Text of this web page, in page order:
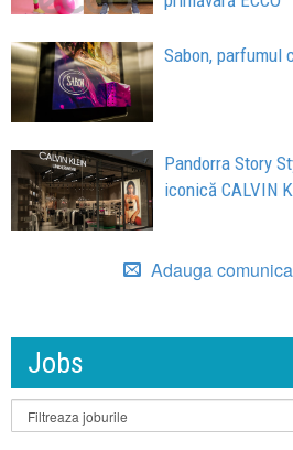
Sabon, parfumul
Pandorra Story
iconică CALVIN
Adauga
Jobs